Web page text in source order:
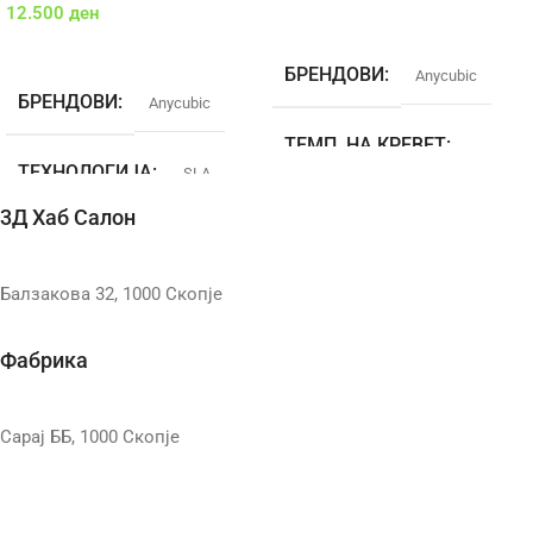
12.500 ден
БРЕНДОВИ Anycubic
ТЕХНОЛОГИЈА SLA
КОНЕКЦИЈА
БРЕНДОВИ Anycubic
ТЕМП. НА КРЕВЕТ
3Д Хаб Салон
Балзакова 32, 1000 Скопје
Фабрика
Сарај ББ, 1000 Скопје